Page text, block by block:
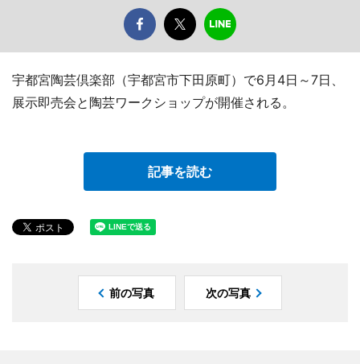
宇都宮陶芸倶楽部（宇都宮市下田原町）で6月4日～7日、
展示即売会と陶芸ワークショップが開催される。
記事を読む
前の写真 次の写真